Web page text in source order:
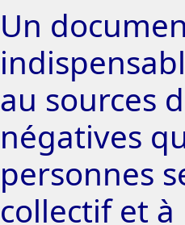
Un
au sources
négatives
personnes
collectif et